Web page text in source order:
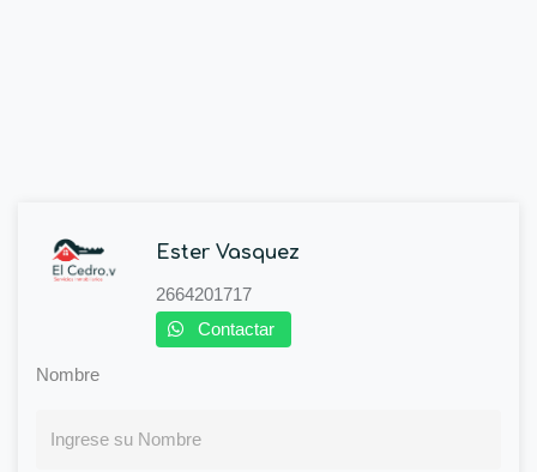
Ester Vasquez
2664201717
Contactar
Nombre